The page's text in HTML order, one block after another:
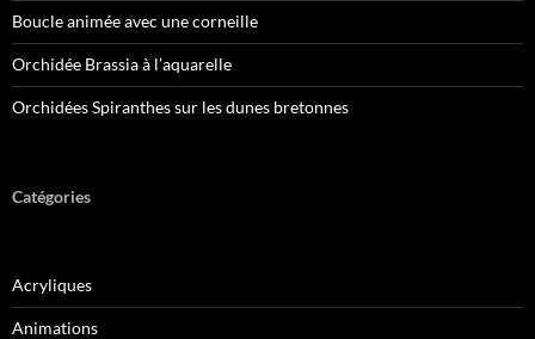
Boucle animée avec une corneille
Orchidée Brassia à l’aquarelle
Orchidées Spiranthes sur les dunes bretonnes
Catégories
Acryliques
Animations